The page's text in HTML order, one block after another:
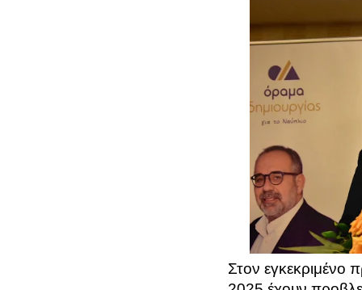
Στον εγκεκριμένο